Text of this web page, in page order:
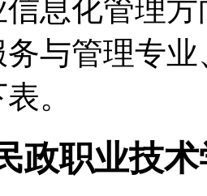
息化管理
与管理专
。
政职业技